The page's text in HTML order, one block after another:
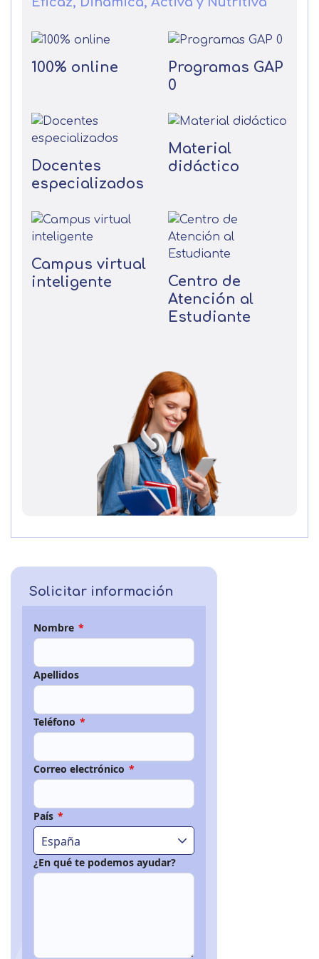
100% online
Programas GAP
0
Docentes
especializados
Material
didáctico
Campus virtual
inteligente
Centro de
Atención al
Estudiante
Solicitar información
Nombre *
Apellidos
Teléfono *
Correo electrónico *
País *
España
¿En qué te podemos ayudar?